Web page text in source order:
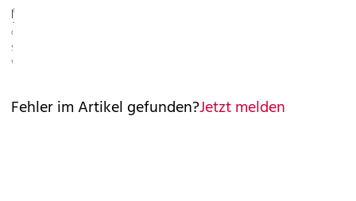
Diskurslage."
©
STEPHAN
WYCKOFF
©
TIROLERFESTSPIELE.AT
Fehler im Artikel gefunden?Jetzt melden